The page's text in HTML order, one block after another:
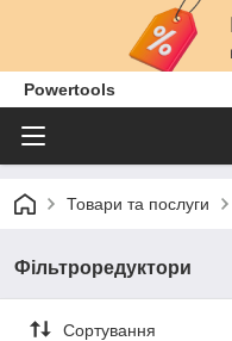
Powertools
Товари та послуги
Фільтроредуктори
Сортування